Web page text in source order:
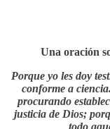
Una oración
Porque yo les doy
conforme a ciencia.
procurando
justicia de Dios;
todo